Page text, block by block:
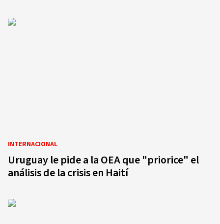
INTERNACIONAL
Uruguay le pide a la OEA que "priorice" el
análisis de la crisis en Haití